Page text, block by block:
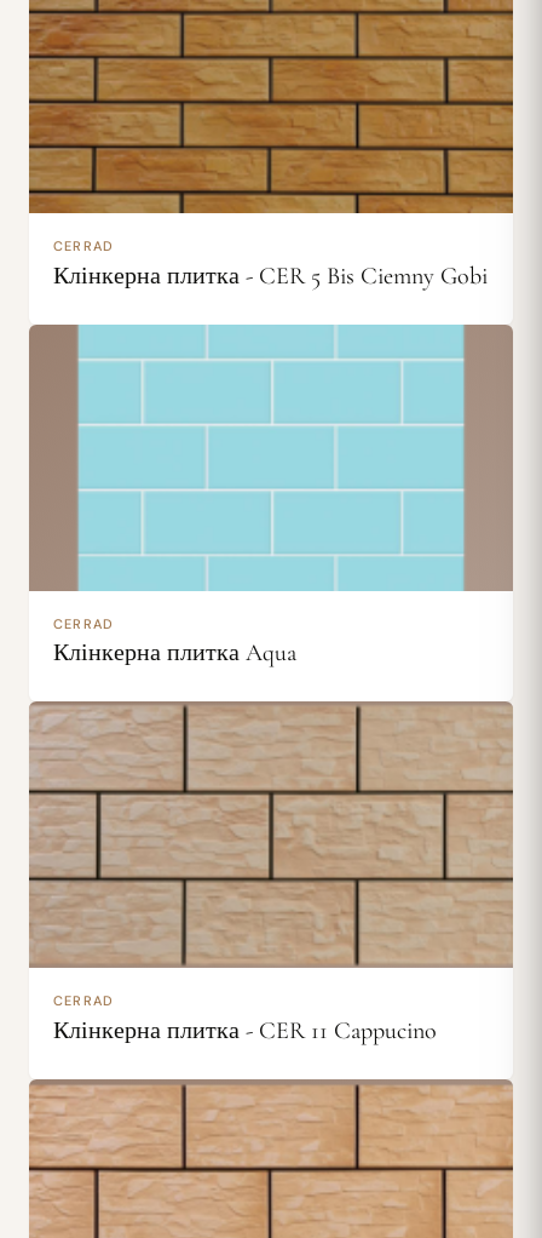
CERRAD
Клінкерна плитка - CER 5 Bis Ciemny Gobi
CERRAD
Клінкерна плитка Aqua
CERRAD
Клінкерна плитка - CER 11 Cappucino